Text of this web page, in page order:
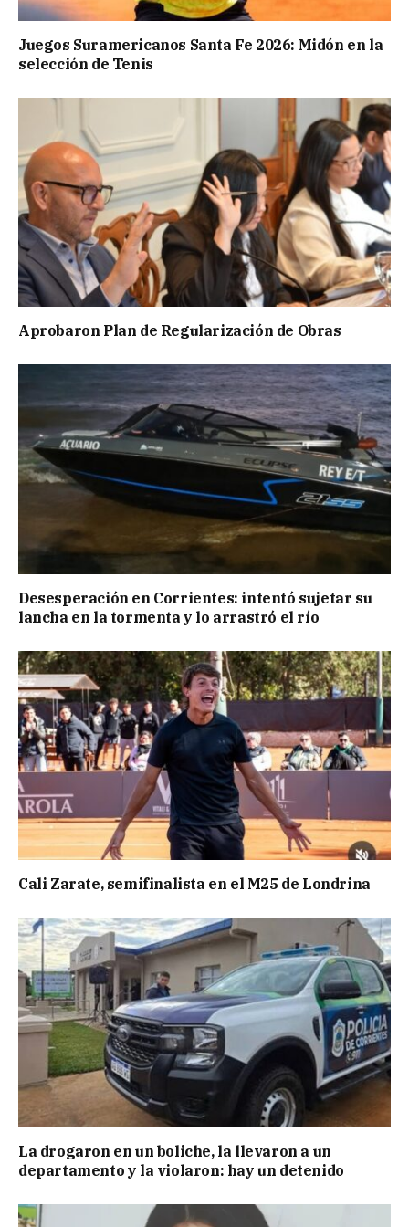
Juegos Suramericanos Santa Fe 2026: Midón en la
selección de Tenis
Aprobaron Plan de Regularización de Obras
Desesperación en Corrientes: intentó sujetar su
lancha en la tormenta y lo arrastró el río
Cali Zarate, semifinalista en el M25 de Londrina
La drogaron en un boliche, la llevaron a un
departamento y la violaron: hay un detenido